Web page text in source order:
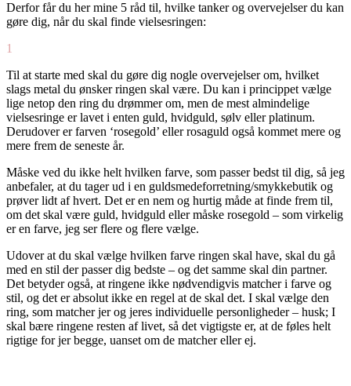
Derfor får du her mine 5 råd til, hvilke tanker og overvejelser du kan
gøre dig, når du skal finde vielsesringen:
1
Til at starte med skal du gøre dig nogle overvejelser om, hvilket
slags metal du ønsker ringen skal være. Du kan i princippet vælge
lige netop den ring du drømmer om, men de mest almindelige
vielsesringe er lavet i enten guld, hvidguld, sølv eller platinum.
Derudover er farven ‘rosegold’ eller rosaguld også kommet mere og
mere frem de seneste år.
Måske ved du ikke helt hvilken farve, som passer bedst til dig, så jeg
anbefaler, at du tager ud i en guldsmedeforretning/smykkebutik og
prøver lidt af hvert. Det er en nem og hurtig måde at finde frem til,
om det skal være guld, hvidguld eller måske rosegold – som virkelig
er en farve, jeg ser flere og flere vælge.
Udover at du skal vælge hvilken farve ringen skal have, skal du gå
med en stil der passer dig bedste – og det samme skal din partner.
Det betyder også, at ringene ikke nødvendigvis matcher i farve og
stil, og det er absolut ikke en regel at de skal det. I skal vælge den
ring, som matcher jer og jeres individuelle personligheder – husk; I
skal bære ringene resten af livet, så det vigtigste er, at de føles helt
rigtige for jer begge, uanset om de matcher eller ej.